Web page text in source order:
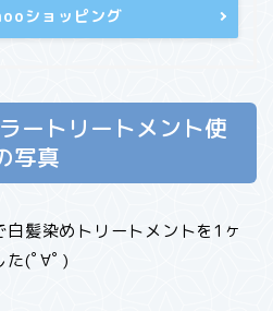
ショッピング
ートリートメント使
写真
髪染めトリートメントを1ヶ
た(ﾟ∀ﾟ)